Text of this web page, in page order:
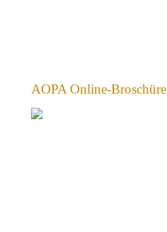
AOPA Online-Broschüre